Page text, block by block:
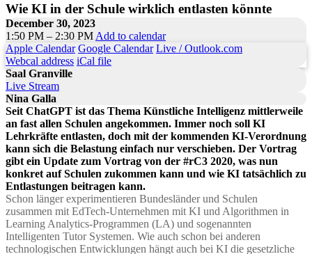
Wie KI in der Schule wirklich entlasten könnte
December 30, 2023
1:50 PM – 2:30 PM Add to calendar
Apple Calendar Google Calendar Live / Outlook.com
Webcal address iCal file
Saal Granville
Live Stream
Nina Galla
Seit ChatGPT ist das Thema Künstliche Intelligenz mittlerweile
an fast allen Schulen angekommen. Immer noch soll KI
Lehrkräfte entlasten, doch mit der kommenden KI-Verordnung
kann sich die Belastung einfach nur verschieben. Der Vortrag
gibt ein Update zum Vortrag von der #rC3 2020, was nun
konkret auf Schulen zukommen kann und wie KI tatsächlich zu
Entlastungen beitragen kann.
Schon länger experimentieren Bundesländer und Schulen
zusammen mit EdTech-Unternehmen mit KI und Algorithmen in
Learning Analytics-Programmen (LA) und sogenannten
Intelligenten Tutor Systemen. Wie auch schon bei anderen
technologischen Entwicklungen hängt auch bei KI die gesetzliche